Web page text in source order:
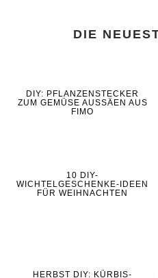
DIE
DIY: PFLANZENSTECKER
ZUM GEMÜSE AUSSÄEN AUS
FIMO
10 DIY-
WICHTELGESCHENKE-IDEEN
FÜR WEIHNACHTEN
HERBST DIY: KÜRBIS-